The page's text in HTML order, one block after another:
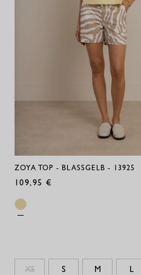
ZOYA TOP - BLASSGELB - 13925
109,95 €
XS S M L